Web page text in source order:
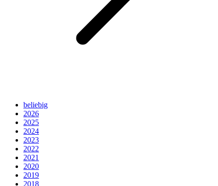
beliebig
2026
2025
2024
2023
2022
2021
2020
2019
2018